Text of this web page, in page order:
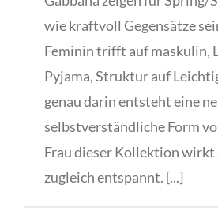
wie kraftvoll Gegensätze
Feminin trifft auf maskulin,
Pyjama, Struktur auf
genau darin entsteht eine
selbstverständliche Form
Frau dieser Kollektion wirkt
zugleich entspannt. [...]